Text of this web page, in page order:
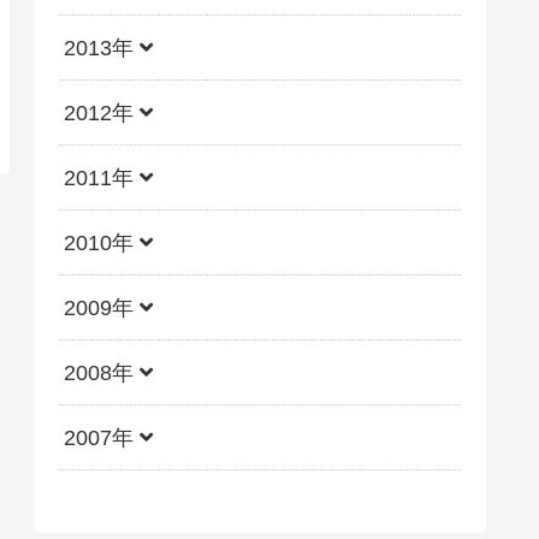
2013年
2012年
2011年
2010年
2009年
2008年
2007年